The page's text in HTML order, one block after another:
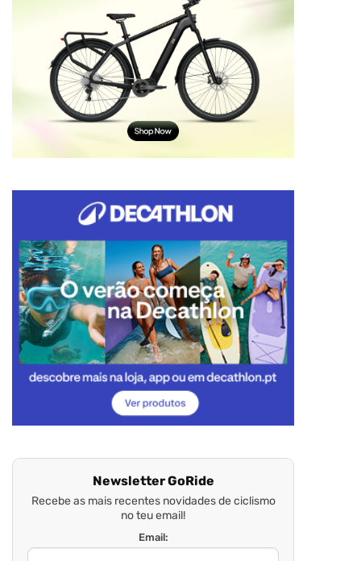
Newsletter GoRide
Recebe as mais recentes novidades de ciclismo
no teu email!
Email: